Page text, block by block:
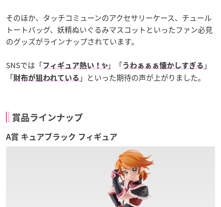
そのほか、タッチコミューンのアクセサリーケース、チュール
トートバッグ、妖精ぬいぐるみマスコットといったファン必見
のグッズがラインナップされています。
SNSでは「フィギュア熱い！✨」「うわぁぁぁ懐かしすぎる 」
「 財布が狙われている 」といった期待の声が上がりました。
賞品ラインナップ
A賞 キュアブラック フィギュア